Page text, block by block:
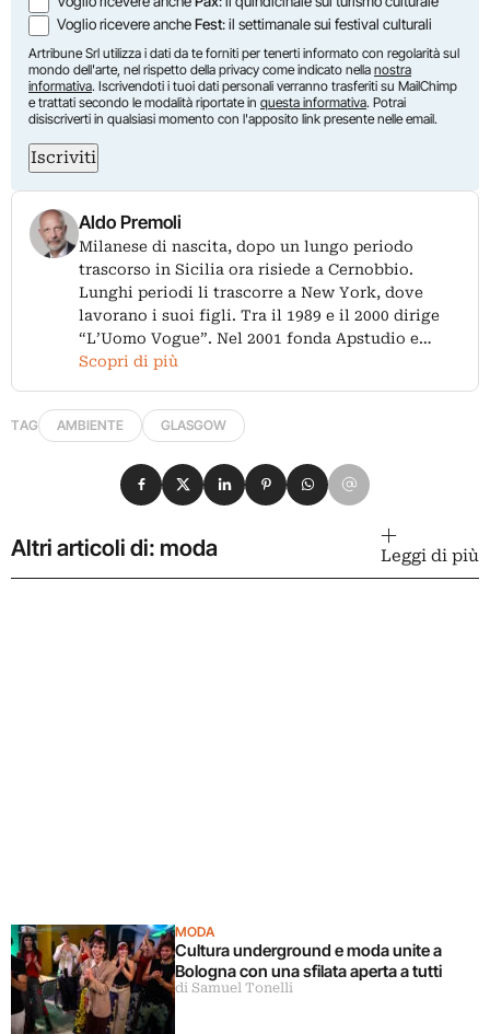
Voglio ricevere ancheFest: il settimanale sui festival culturali
Artribune Srl utilizza i dati da te forniti per tenerti informato con regolarità sul
mondo dell'arte, nel rispetto della privacy come indicato nella nostra
informativa. Iscrivendoti i tuoi dati personali verranno trasferiti su MailChimp
e trattati secondo le modalità riportate in questa informativa. Potrai
disiscriverti in qualsiasi momento con l'apposito link presente nelle email.
Iscriviti
Aldo Premoli
Milanese di nascita, dopo un lungo periodo
trascorso in Sicilia ora risiede a Cernobbio.
Lunghi periodi li trascorre a New York, dove
lavorano i suoi figli. Tra il 1989 e il 2000 dirige
“L’Uomo Vogue”. Nel 2001 fonda Apstudio e…
Scopri di più
TAG AMBIENTE GLASGOW
Condividi su Facebook
Condividi su X
Condividi su LinkedIn
Condividi su Pinterest
Condividi su WhatsApp
Condividi su Email
Altri articoli di: moda Leggi di più
MODA
Cultura underground e moda unite a
Bologna con una sfilata aperta a tutti
di Samuel Tonelli